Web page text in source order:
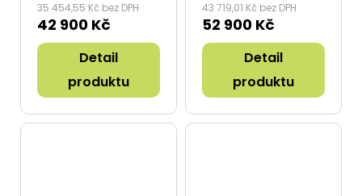
35 454,55 Kč bez DPH
42 900 Kč
Detail
produktu
43 719,01 Kč bez DPH
52 900 Kč
Detail
produktu